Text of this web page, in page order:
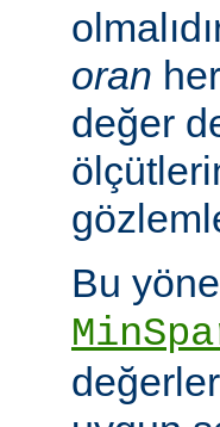
oran
değer
Bu